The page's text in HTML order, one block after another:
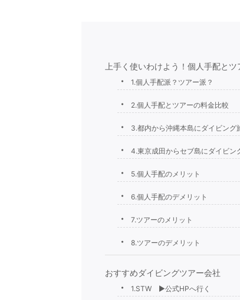
上手く使いわけよう！個人手配と
1.個人手配派？ツアー派？
2.個人手配とツアーの料金比較
3.都内から沖縄本島にダイビング
4.東京成田からセブ島にダイビン
5.個人手配のメリット
6.個人手配のデメリット
7.ツアーのメリット
8.ツアーのデメリット
おすすめダイビングツアー会社
1.STW ▶︎公式HPへ行く